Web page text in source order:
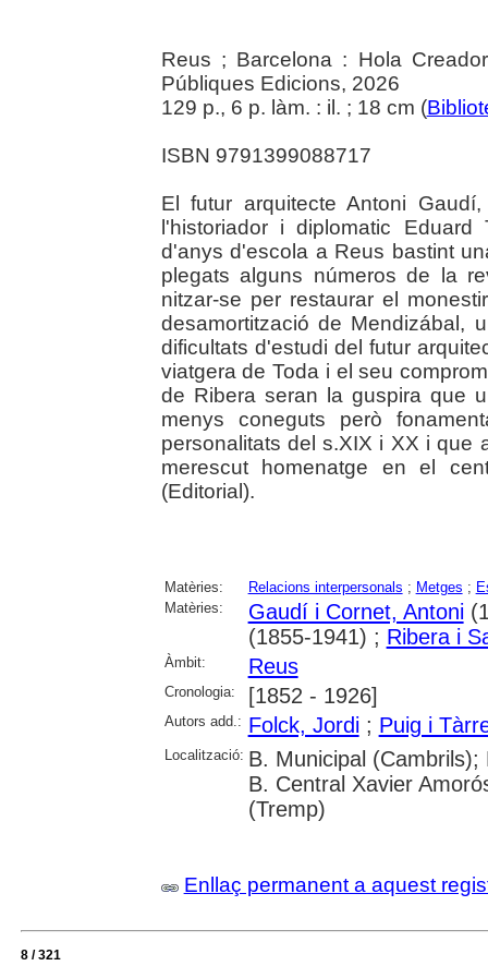
Reus ; Barcelona : Hola
Públiques Edicions, 2026
129 p., 6 p. làm. : il. ; 18 cm (
ISBN 9791399088717
El futur arquitecte Antoni
l'historiador i diplomatic
d'anys d'escola a Reus bastint
plegats alguns números de la
nitzar-se per restaurar el
desamortització de Mendizábal,
dificultats d'estudi del futur
viatgera de Toda i el seu
de Ribera seran la guspira que
menys coneguts però
personalitats del s.XIX i XX i que
merescut homenatge en el
(Editorial).
Matèries: Relacions interpersonals ; Metges ;
Matèries:
Gaudí i Cornet, Antoni
(1855-1941) ; Ribera i
Àmbit: Reus
Cronologia: [1852 - 1926]
Autors add.: Folck, Jordi; Puig i
Localització: B. Municipal
B. Central Xavier
(Tremp)
Enllaç permanent a aquest
8 / 321